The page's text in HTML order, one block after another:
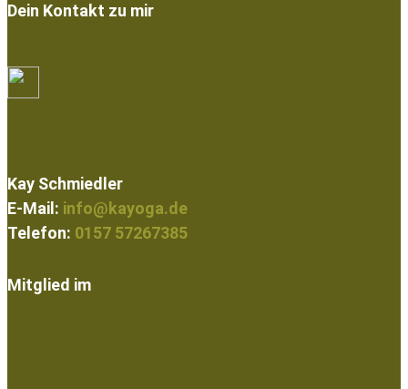
Dein Kontakt zu mir
Kay Schmiedler
E-Mail: info@kayoga.de
Telefon: 0157 57267385
Mitglied im